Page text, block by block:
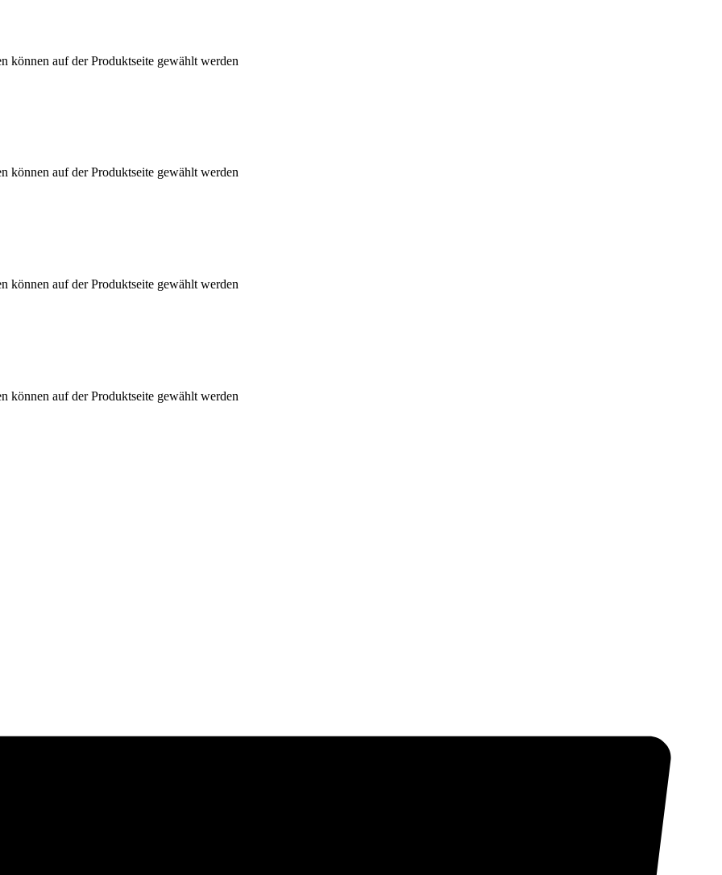
können auf der Produktseite gewählt werden
können auf der Produktseite gewählt werden
können auf der Produktseite gewählt werden
können auf der Produktseite gewählt werden